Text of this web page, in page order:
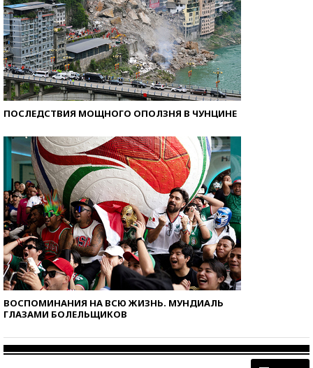
ПОСЛЕДСТВИЯ МОЩНОГО ОПОЛЗНЯ В ЧУНЦИНЕ
ВОСПОМИНАНИЯ НА ВСЮ ЖИЗНЬ. МУНДИАЛЬ
ГЛАЗАМИ БОЛЕЛЬЩИКОВ